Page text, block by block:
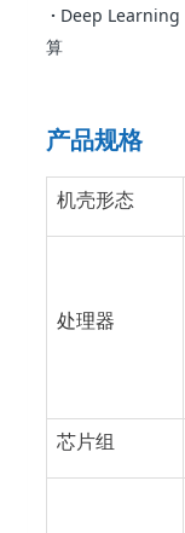
· Deep Learning
算
产品规格
机壳形态
处理器
芯片组